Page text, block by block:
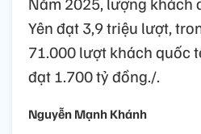
Yên đạt 3,9 triệu lượt,
71.000 lượt khách quốc
đạt 1.700 tỷ đồng./.
Nguyễn Mạnh Khánh